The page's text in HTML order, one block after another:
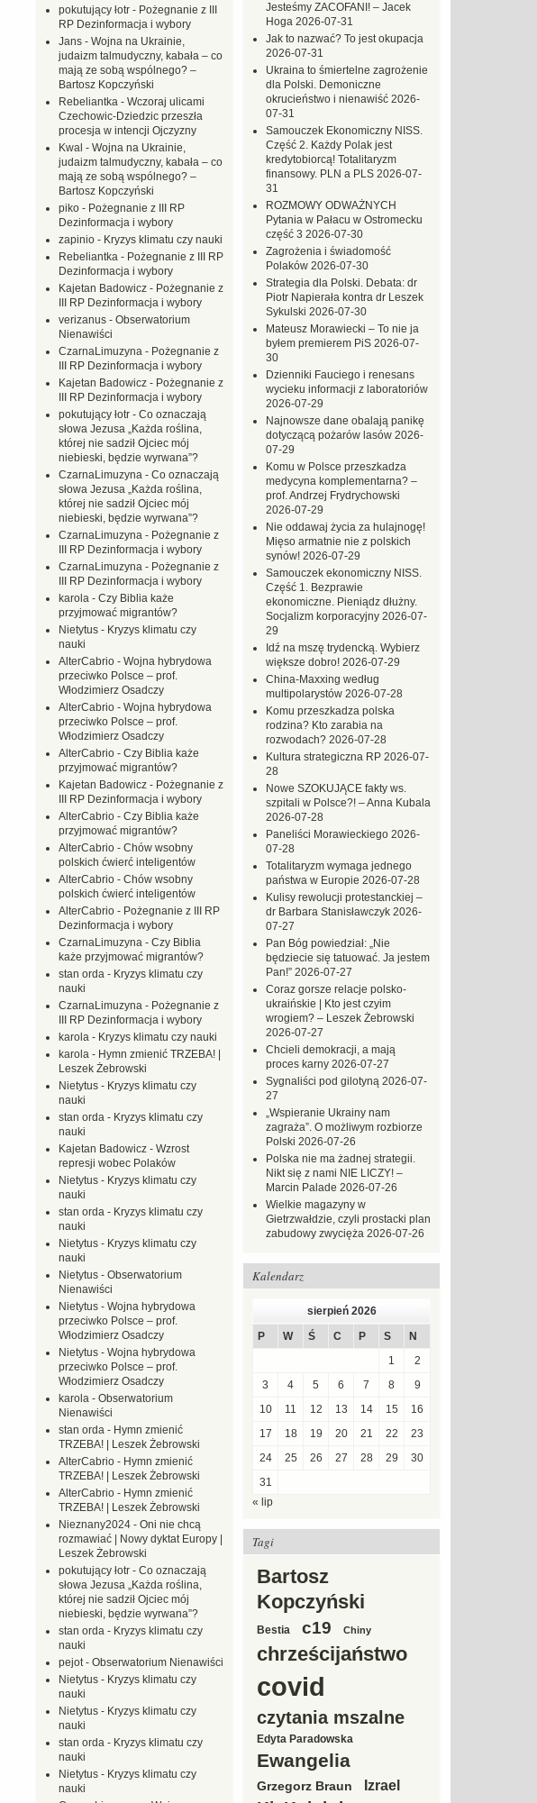
Jesteśmy ZACOFANI! – Jacek
Hoga 2026-07-31
Jak to nazwać? To jest okupacja
2026-07-31
Ukraina to śmiertelne zagrożenie
dla Polski. Demoniczne
okrucieństwo i nienawiść 2026-
07-31
Samouczek Ekonomiczny NISS.
Część 2. Każdy Polak jest
kredytobiorcą! Totalitaryzm
finansowy. PLN a PLS 2026-07-
31
ROZMOWY ODWAŻNYCH
Pytania w Pałacu w Ostromecku
część 3 2026-07-30
Zagrożenia i świadomość
Polaków 2026-07-30
Strategia dla Polski. Debata: dr
Piotr Napierała kontra dr Leszek
Sykulski 2026-07-30
Mateusz Morawiecki – To nie ja
byłem premierem PiS 2026-07-
30
Dzienniki Fauciego i renesans
wycieku informacji z laboratoriów
2026-07-29
Najnowsze dane obalają panikę
dotyczącą pożarów lasów 2026-
07-29
Komu w Polsce przeszkadza
medycyna komplementarna? –
prof. Andrzej Frydrychowski
2026-07-29
Nie oddawaj życia za hulajnogę!
Mięso armatnie nie z polskich
synów! 2026-07-29
Samouczek ekonomiczny NISS.
Część 1. Bezprawie
ekonomiczne. Pieniądz dłużny.
Socjalizm korporacyjny 2026-07-
29
Idź na mszę trydencką. Wybierz
większe dobro! 2026-07-29
China-Maxxing według
multipolarystów 2026-07-28
Komu przeszkadza polska
rodzina? Kto zarabia na
rozwodach? 2026-07-28
Kultura strategiczna RP 2026-07-
28
Nowe SZOKUJĄCE fakty ws.
szpitali w Polsce?! – Anna Kubala
2026-07-28
Paneliści Morawieckiego 2026-
07-28
Totalitaryzm wymaga jednego
państwa w Europie 2026-07-28
Kulisy rewolucji protestanckiej –
dr Barbara Stanisławczyk 2026-
07-27
Pan Bóg powiedział: „Nie
będziecie się tatuować. Ja jestem
Pan!” 2026-07-27
Coraz gorsze relacje polsko-
ukraińskie | Kto jest czyim
wrogiem? – Leszek Żebrowski
2026-07-27
Chcieli demokracji, a mają
proces karny 2026-07-27
Sygnaliści pod gilotyną 2026-07-
27
„Wspieranie Ukrainy nam
zagraża”. O możliwym rozbiorze
Polski 2026-07-26
Polska nie ma żadnej strategii.
Nikt się z nami NIE LICZY! –
Marcin Palade 2026-07-26
Wielkie magazyny w
Gietrzwałdzie, czyli prostacki plan
zabudowy zwycięża 2026-07-26
Kalendarz
sierpień 2026
P
W Ś C P S
N
1
2
3
4 5 6 7 8
9
10
11 12 13 14 15
16
17
18 19 20 21 22
23
24
25 26 27 28 29
30
31
« lip
Tagi
Bartosz
Kopczyński
Bestia c19 Chiny
chrześcijaństwo
covid
czytania mszalne
Edyta Paradowska
Ewangelia
Grzegorz Braun Izrael
pokutujący łotr - Pożegnanie z III
RP Dezinformacja i wybory
Jans - Wojna na Ukrainie,
judaizm talmudyczny, kabała – co
mają ze sobą wspólnego? –
Bartosz Kopczyński
Rebeliantka - Wczoraj ulicami
Czechowic-Dziedzic przeszła
procesja w intencji Ojczyzny
Kwal - Wojna na Ukrainie,
judaizm talmudyczny, kabała – co
mają ze sobą wspólnego? –
Bartosz Kopczyński
piko - Pożegnanie z III RP
Dezinformacja i wybory
zapinio - Kryzys klimatu czy nauki
Rebeliantka - Pożegnanie z III RP
Dezinformacja i wybory
Kajetan Badowicz - Pożegnanie z
III RP Dezinformacja i wybory
verizanus - Obserwatorium
Nienawiści
CzarnaLimuzyna - Pożegnanie z
III RP Dezinformacja i wybory
Kajetan Badowicz - Pożegnanie z
III RP Dezinformacja i wybory
pokutujący łotr - Co oznaczają
słowa Jezusa „Każda roślina,
której nie sadził Ojciec mój
niebieski, będzie wyrwana”?
CzarnaLimuzyna - Co oznaczają
słowa Jezusa „Każda roślina,
której nie sadził Ojciec mój
niebieski, będzie wyrwana”?
CzarnaLimuzyna - Pożegnanie z
III RP Dezinformacja i wybory
CzarnaLimuzyna - Pożegnanie z
III RP Dezinformacja i wybory
karola - Czy Biblia każe
przyjmować migrantów?
Nietytus - Kryzys klimatu czy
nauki
AlterCabrio - Wojna hybrydowa
przeciwko Polsce – prof.
Włodzimierz Osadczy
AlterCabrio - Wojna hybrydowa
przeciwko Polsce – prof.
Włodzimierz Osadczy
AlterCabrio - Czy Biblia każe
przyjmować migrantów?
Kajetan Badowicz - Pożegnanie z
III RP Dezinformacja i wybory
AlterCabrio - Czy Biblia każe
przyjmować migrantów?
AlterCabrio - Chów wsobny
polskich ćwierć inteligentów
AlterCabrio - Chów wsobny
polskich ćwierć inteligentów
AlterCabrio - Pożegnanie z III RP
Dezinformacja i wybory
CzarnaLimuzyna - Czy Biblia
każe przyjmować migrantów?
stan orda - Kryzys klimatu czy
nauki
CzarnaLimuzyna - Pożegnanie z
III RP Dezinformacja i wybory
karola - Kryzys klimatu czy nauki
karola - Hymn zmienić TRZEBA! |
Leszek Żebrowski
Nietytus - Kryzys klimatu czy
nauki
stan orda - Kryzys klimatu czy
nauki
Kajetan Badowicz - Wzrost
represji wobec Polaków
Nietytus - Kryzys klimatu czy
nauki
stan orda - Kryzys klimatu czy
nauki
Nietytus - Kryzys klimatu czy
nauki
Nietytus - Obserwatorium
Nienawiści
Nietytus - Wojna hybrydowa
przeciwko Polsce – prof.
Włodzimierz Osadczy
Nietytus - Wojna hybrydowa
przeciwko Polsce – prof.
Włodzimierz Osadczy
karola - Obserwatorium
Nienawiści
stan orda - Hymn zmienić
TRZEBA! | Leszek Żebrowski
AlterCabrio - Hymn zmienić
TRZEBA! | Leszek Żebrowski
AlterCabrio - Hymn zmienić
TRZEBA! | Leszek Żebrowski
Nieznany2024 - Oni nie chcą
rozmawiać | Nowy dyktat Europy |
Leszek Żebrowski
pokutujący łotr - Co oznaczają
słowa Jezusa „Każda roślina,
której nie sadził Ojciec mój
niebieski, będzie wyrwana”?
stan orda - Kryzys klimatu czy
nauki
pejot- Obserwatorium Nienawiści
Nietytus - Kryzys klimatu czy
nauki
Nietytus - Kryzys klimatu czy
nauki
stan orda - Kryzys klimatu czy
nauki
Nietytus - Kryzys klimatu czy
nauki